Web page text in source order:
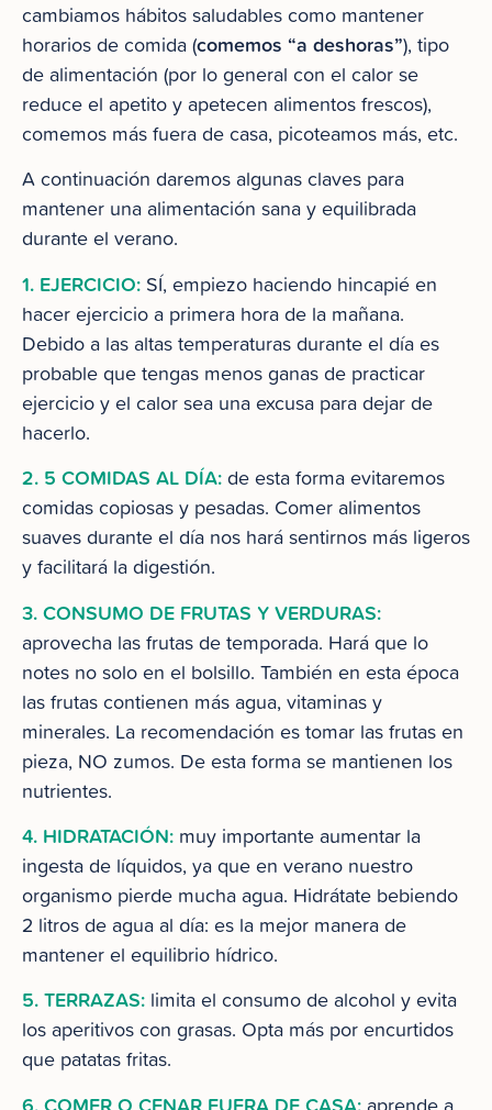
cambiamos hábitos saludables como mantener
horarios de comida (comemos “a deshoras”), tipo
de alimentación (por lo general con el calor se
reduce el apetito y apetecen alimentos frescos),
comemos más fuera de casa, picoteamos más, etc.
A continuación daremos algunas claves para
mantener una alimentación sana y equilibrada
durante el verano.
1. EJERCICIO: SÍ, empiezo haciendo hincapié en
hacer ejercicio a primera hora de la mañana.
Debido a las altas temperaturas durante el día es
probable que tengas menos ganas de practicar
ejercicio y el calor sea una excusa para dejar de
hacerlo.
2. 5 COMIDAS AL DÍA: de esta forma evitaremos
comidas copiosas y pesadas. Comer alimentos
suaves durante el día nos hará sentirnos más ligeros
y facilitará la digestión.
3. CONSUMO DE FRUTAS Y VERDURAS:
aprovecha las frutas de temporada. Hará que lo
notes no solo en el bolsillo. También en esta época
las frutas contienen más agua, vitaminas y
minerales. La recomendación es tomar las frutas en
pieza, NO zumos. De esta forma se mantienen los
nutrientes.
4. HIDRATACIÓN: muy importante aumentar la
ingesta de líquidos, ya que en verano nuestro
organismo pierde mucha agua. Hidrátate bebiendo
2 litros de agua al día: es la mejor manera de
mantener el equilibrio hídrico.
5. TERRAZAS: limita el consumo de alcohol y evita
los aperitivos con grasas. Opta más por encurtidos
que patatas fritas.
6. COMER O CENAR FUERA DE CASA: